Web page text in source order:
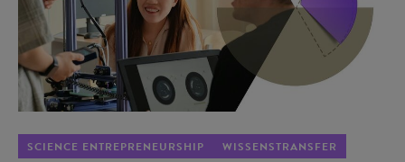
SCIENCE ENTREPRENEURSHIP WISSENSTRANSFER